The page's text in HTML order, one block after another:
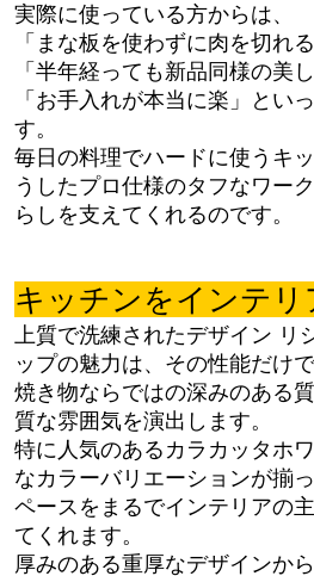
実際に使っている方からは、
「まな板を使わずに肉を切れ
「半年経っても新品同様の美し
「お手入れが本当に楽」とい
す。
毎日の料理でハードに使うキ
うしたプロ仕様のタフなワー
らしを支えてくれるのです。
キッチンをインテリ
上質で洗練されたデザイン リ
ップの魅力は、その性能だけ
焼き物ならではの深みのある
質な雰囲気を演出します。
特に人気のあるカラカッタホ
なカラーバリエーションが揃
ペースをまるでインテリアの
てくれます。
厚みのある重厚なデザインか